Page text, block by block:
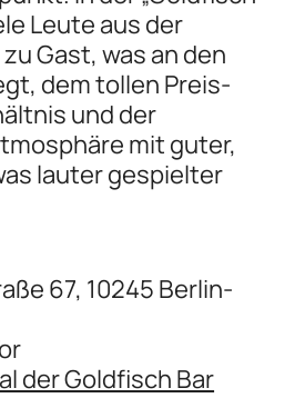
Leute aus der
Gast, was an den
dem tollen Preis-
und der
mit guter,
lauter gespielter
67, 10245 Berlin-
der Goldfisch Bar